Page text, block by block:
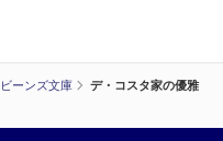
ーンズ文庫
デ・コスタ家の優雅